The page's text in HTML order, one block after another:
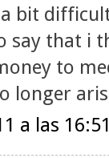
a bit
say that i
to
longer
a las